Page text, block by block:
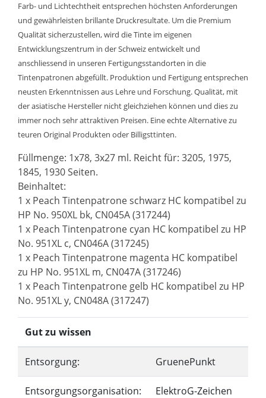
Farb- und Lichtechtheit entsprechen höchsten Anforderungen
und gewährleisten brillante Druckresultate. Um die Premium
Qualität sicherzustellen, wird die Tinte im eigenen
Entwicklungszentrum in der Schweiz entwickelt und
anschliessend in unseren Fertigungsstandorten in die
Tintenpatronen abgefüllt. Produktion und Fertigung entsprechen
neusten Erkenntnissen aus Lehre und Forschung. Qualität, mit
der asiatische Hersteller nicht gleichziehen können und dies zu
immer noch sehr attraktiven Preisen. Eine echte Alternative zu
teuren Original Produkten oder Billigsttinten.
Füllmenge: 1x78, 3x27 ml. Reicht für: 3205, 1975,
1845, 1930 Seiten.
Beinhaltet:
1 x Peach Tintenpatrone schwarz HC kompatibel zu
HP No. 950XL bk, CN045A (317244)
1 x Peach Tintenpatrone cyan HC kompatibel zu HP
No. 951XL c, CN046A (317245)
1 x Peach Tintenpatrone magenta HC kompatibel
zu HP No. 951XL m, CN047A (317246)
1 x Peach Tintenpatrone gelb HC kompatibel zu HP
No. 951XL y, CN048A (317247)
Gut zu wissen
Entsorgung: GruenePunkt
Entsorgungsorganisation: ElektroG-Zeichen